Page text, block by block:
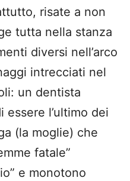
risate a non
tutta nella stanza
diversi nell’arco
intrecciati nel
un dentista
essere l’ultimo dei
(la moglie) che
fatale”
e monotono